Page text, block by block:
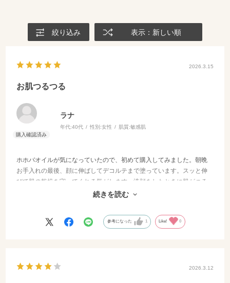
絞り込み 表示：新しい順
2026.3.15
お肌つるつる
ラナ
年代:40代 性別:女性 肌質:敏感肌
ホホバオイルが気になっていたので、初めて購入してみました。朝晩
お手入れの最後、顔に伸ばしてデコルテまで塗っています。スッと伸
びて肌の乾燥を守ってくれる気がします。洗顔をしたときに肌がつる
っとして柔らかくなってる感じがします。
続きを読む
参考になった 1 Like! 0
2026.3.12